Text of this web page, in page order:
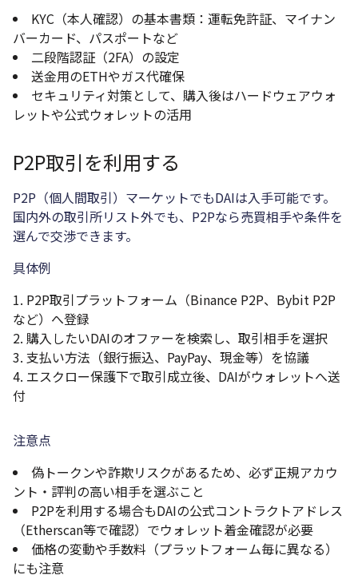
KYC（本人確認）の基本書類：運転免許証、マイナン
バーカード、パスポートなど
二段階認証（2FA）の設定
送金用のETHやガス代確保
セキュリティ対策として、購入後はハードウェアウォ
レットや公式ウォレットの活用
P2P取引を利用する
P2P（個人間取引）マーケットでもDAIは入手可能です。
国内外の取引所リスト外でも、P2Pなら売買相手や条件を
選んで交渉できます。
具体例
P2P取引プラットフォーム（Binance P2P、Bybit P2P
など）へ登録
購入したいDAIのオファーを検索し、取引相手を選択
支払い方法（銀行振込、PayPay、現金等）を協議
エスクロー保護下で取引成立後、DAIがウォレットへ送
付
注意点
偽トークンや詐欺リスクがあるため、必ず正規アカウ
ント・評判の高い相手を選ぶこと
P2Pを利用する場合もDAIの公式コントラクトアドレス
（Etherscan等で確認）でウォレット着金確認が必要
価格の変動や手数料（プラットフォーム毎に異なる）
にも注意